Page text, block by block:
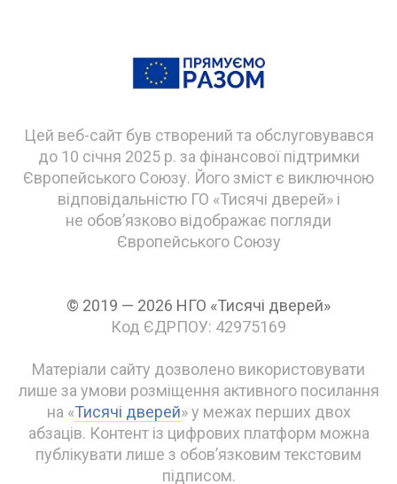
Цей веб-сайт був створений та обслуговувався
до 10 січня 2025 р. за фінансової підтримки
Європейського Союзу. Його зміст є виключною
відповідальністю ГО «Тисячі дверей» і
не обов’язково відображає погляди
Європейського Союзу
© 2019 — 2026 НГО «Тисячі дверей»
Код ЄДРПОУ: 42975169
Матеріали сайту дозволено використовувати
лише за умови розміщення активного посилання
на «Тисячі дверей» у межах перших двох
абзаців. Контент із цифрових платформ можна
публікувати лише з обов’язковим текстовим
підписом.